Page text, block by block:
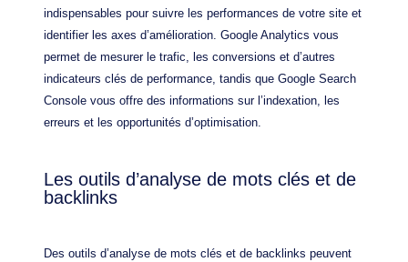
indispensables pour suivre les performances de votre site et
identifier les axes d’amélioration. Google Analytics vous
permet de mesurer le trafic, les conversions et d’autres
indicateurs clés de performance, tandis que Google Search
Console vous offre des informations sur l’indexation, les
erreurs et les opportunités d’optimisation.
Les outils d’analyse de mots clés et de
backlinks
Des outils d’analyse de mots clés et de backlinks peuvent